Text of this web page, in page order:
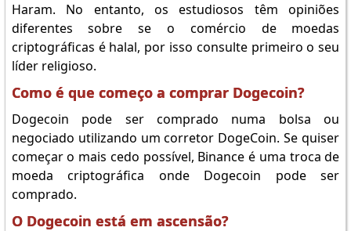
Haram. No entanto, os estudiosos têm opiniões
diferentes sobre se o comércio de moedas
criptográficas é halal, por isso consulte primeiro o seu
líder religioso.
Como é que começo a comprar Dogecoin?
Dogecoin pode ser comprado numa bolsa ou
negociado utilizando um corretor DogeCoin. Se quiser
começar o mais cedo possível, Binance é uma troca de
moeda criptográfica onde Dogecoin pode ser
comprado.
O Dogecoin está em ascensão?